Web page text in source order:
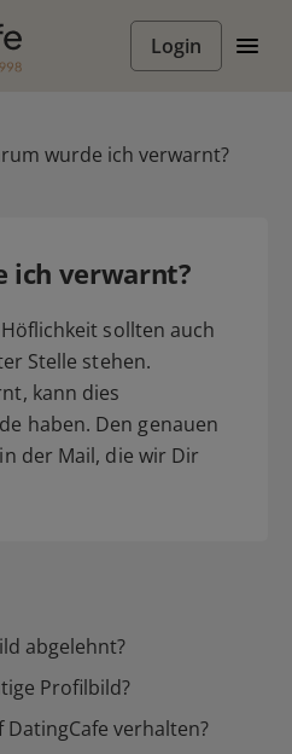
Login
wurde ich verwarnt?
ich verwarnt?
sollten auch
Stelle stehen.
kann dies
haben. Den genauen
der Mail, die wir Dir
abgelehnt?
Profilbild?
verhalten?